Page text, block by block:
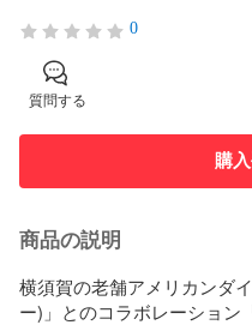
0
質問する
購
商品の説明
横須賀の老舗アメリカンダ
ー)」とのコラボレーション